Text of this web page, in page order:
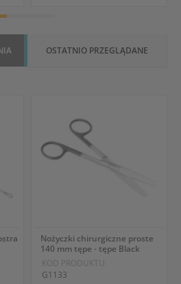
OSTATNIO PRZEGLĄDANE
Nożyczki chirurgiczne proste
140 mm tępe - tępe Black
KOD PRODUKTU:
G1133